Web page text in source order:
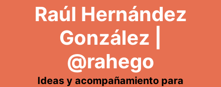
Raúl Hernández
González |
@rahego
Ideas y acompañamiento para